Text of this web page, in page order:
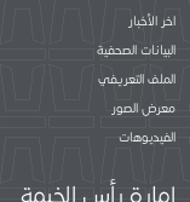
اخر الأخبار
البيانات الصحفية
الملف التعريفي
معرض الصور
الفيديوهات